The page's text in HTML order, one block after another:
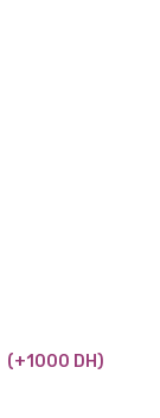
(+1000 DH)